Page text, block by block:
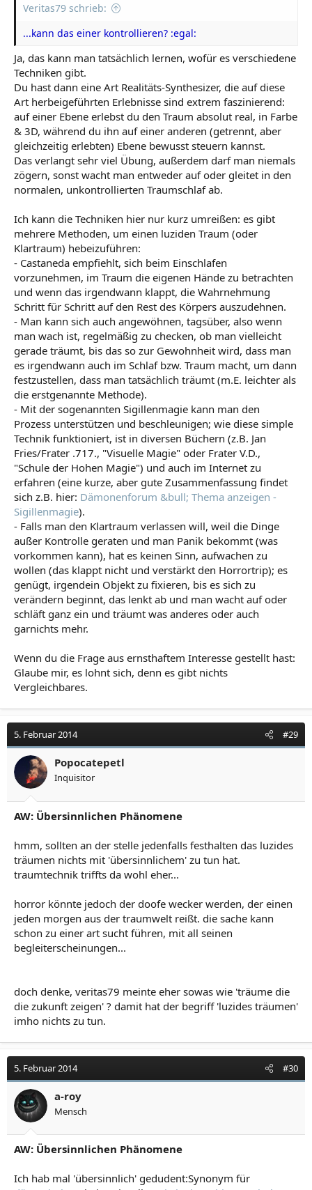
Veritas79 schrieb:
...kann das einer kontrollieren? :egal:
Ja, das kann man tatsächlich lernen, wofür es verschiedene
Techniken gibt.
Du hast dann eine Art Realitäts-Synthesizer, die auf diese
Art herbeigeführten Erlebnisse sind extrem faszinierend:
auf einer Ebene erlebst du den Traum absolut real, in Farbe
& 3D, während du ihn auf einer anderen (getrennt, aber
gleichzeitig erlebten) Ebene bewusst steuern kannst.
Das verlangt sehr viel Übung, außerdem darf man niemals
zögern, sonst wacht man entweder auf oder gleitet in den
normalen, unkontrollierten Traumschlaf ab.
Ich kann die Techniken hier nur kurz umreißen: es gibt
mehrere Methoden, um einen luziden Traum (oder
Klartraum) hebeizuführen:
- Castaneda empfiehlt, sich beim Einschlafen
vorzunehmen, im Traum die eigenen Hände zu betrachten
und wenn das irgendwann klappt, die Wahrnehmung
Schritt für Schritt auf den Rest des Körpers auszudehnen.
- Man kann sich auch angewöhnen, tagsüber, also wenn
man wach ist, regelmäßig zu checken, ob man vielleicht
gerade träumt, bis das so zur Gewohnheit wird, dass man
es irgendwann auch im Schlaf bzw. Traum macht, um dann
festzustellen, dass man tatsächlich träumt (m.E. leichter als
die erstgenannte Methode).
- Mit der sogenannten Sigillenmagie kann man den
Prozess unterstützen und beschleunigen; wie diese simple
Technik funktioniert, ist in diversen Büchern (z.B. Jan
Fries/Frater .717., "Visuelle Magie" oder Frater V.D.,
"Schule der Hohen Magie") und auch im Internet zu
erfahren (eine kurze, aber gute Zusammenfassung findet
sich z.B. hier: Dämonenforum &bull; Thema anzeigen -
Sigillenmagie).
- Falls man den Klartraum verlassen will, weil die Dinge
außer Kontrolle geraten und man Panik bekommt (was
vorkommen kann), hat es keinen Sinn, aufwachen zu
wollen (das klappt nicht und verstärkt den Horrortrip); es
genügt, irgendein Objekt zu fixieren, bis es sich zu
verändern beginnt, das lenkt ab und man wacht auf oder
schläft ganz ein und träumt was anderes oder auch
garnichts mehr.
Wenn du die Frage aus ernsthaftem Interesse gestellt hast:
Glaube mir, es lohnt sich, denn es gibt nichts
Vergleichbares.
5. Februar 2014 #29
Popocatepetl
Inquisitor
AW: Übersinnlichen Phänomene
hmm, sollten an der stelle jedenfalls festhalten das luzides
träumen nichts mit 'übersinnlichem' zu tun hat.
traumtechnik triffts da wohl eher...
horror könnte jedoch der doofe wecker werden, der einen
jeden morgen aus der traumwelt reißt. die sache kann
schon zu einer art sucht führen, mit all seinen
begleiterscheinungen...
doch denke, veritas79 meinte eher sowas wie 'träume die
die zukunft zeigen' ? damit hat der begriff 'luzides träumen'
imho nichts zu tun.
5. Februar 2014 #30
a-roy
Mensch
AW: Übersinnlichen Phänomene
Ich hab mal 'übersinnlich' gedudent:Synonym für